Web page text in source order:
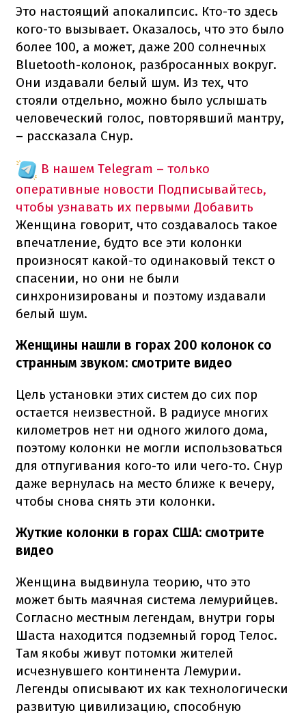
Это настоящий апокалипсис. Кто-то здесь
кого-то вызывает. Оказалось, что это было
более 100, а может, даже 200 солнечных
Bluetooth-колонок, разбросанных вокруг.
Они издавали белый шум. Из тех, что
стояли отдельно, можно было услышать
человеческий голос, повторявший мантру,
– рассказала Снур.
В нашем Telegram – только
оперативные новости Подписывайтесь,
чтобы узнавать их первыми Добавить
Женщина говорит, что создавалось такое
впечатление, будто все эти колонки
произносят какой-то одинаковый текст о
спасении, но они не были
синхронизированы и поэтому издавали
белый шум.
Женщины нашли в горах 200 колонок со
странным звуком: смотрите видео
Цель установки этих систем до сих пор
остается неизвестной. В радиусе многих
километров нет ни одного жилого дома,
поэтому колонки не могли использоваться
для отпугивания кого-то или чего-то. Снур
даже вернулась на место ближе к вечеру,
чтобы снова снять эти колонки.
Жуткие колонки в горах США: смотрите
видео
Женщина выдвинула теорию, что это
может быть маячная система лемурийцев.
Согласно местным легендам, внутри горы
Шаста находится подземный город Телос.
Там якобы живут потомки жителей
исчезнувшего континента Лемурии.
Легенды описывают их как технологически
развитую цивилизацию, способную